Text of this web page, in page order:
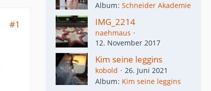
#1
Album Schneider Akademie
IMG_2214
naehmaus
12. November 2017
Kim seine leggins
kobold
26. Juni 2021
Album Kim seine leggins